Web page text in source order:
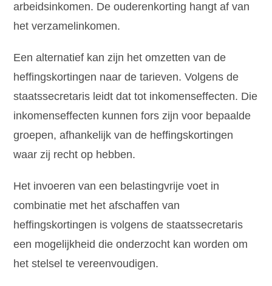
arbeidsinkomen. De ouderenkorting hangt af van
het verzamelinkomen.
Een alternatief kan zijn het omzetten van de
heffingskortingen naar de tarieven. Volgens de
staatssecretaris leidt dat tot inkomenseffecten. Die
inkomenseffecten kunnen fors zijn voor bepaalde
groepen, afhankelijk van de heffingskortingen
waar zij recht op hebben.
Het invoeren van een belastingvrije voet in
combinatie met het afschaffen van
heffingskortingen is volgens de staatssecretaris
een mogelijkheid die onderzocht kan worden om
het stelsel te vereenvoudigen.